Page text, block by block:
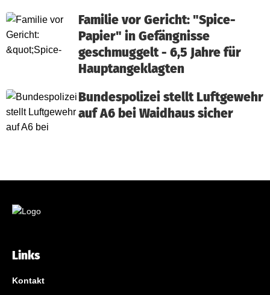
Familie vor Gericht: "Spice-
Papier" in Gefängnisse
geschmuggelt - 6,5 Jahre für
Hauptangeklagten
Bundespolizei stellt Luftgewehr
auf A6 bei Waidhaus sicher
Links
Kontakt